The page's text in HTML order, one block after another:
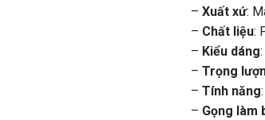
– Xuất xứ:
– Chất liệu:
– Kiểu dáng
– Trọng
– Tính năng
– Gọng làm